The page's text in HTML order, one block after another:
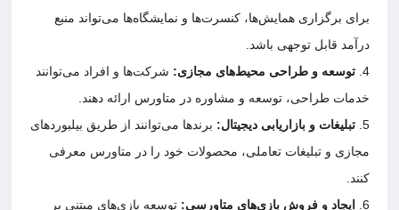
برای برگزاری همایش‌ها، کنسرت‌ها و نمایشگاه‌ها می‌تواند منبع
درآمد قابل توجهی باشد.
توسعه و طراحی محیط‌های مجازی: شرکت‌ها و افراد می‌توانند
خدمات طراحی، توسعه و مشاوره در متاورس ارائه دهند.
تبلیغات و بازاریابی دیجیتال: برندها می‌توانند از طریق بیلبوردهای
مجازی و تبلیغات تعاملی، محصولات خود را در متاورس معرفی
کنند.
ایجاد و فروش بازی‌های متاورسی: توسعه بازی‌های مبتنی بر